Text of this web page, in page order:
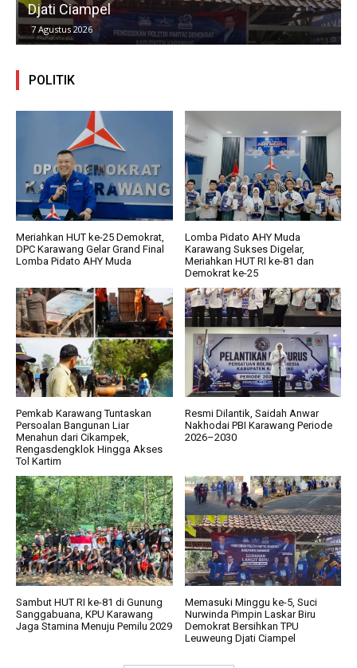
Djati Ciampel
7 Agustus 2026
POLITIK
Meriahkan HUT ke-25 Demokrat,
DPC Karawang Gelar Grand Final
Lomba Pidato AHY Muda
Lomba Pidato AHY Muda
Karawang Sukses Digelar,
Meriahkan HUT RI ke-81 dan
Demokrat ke-25
Pemkab Karawang Tuntaskan
Persoalan Bangunan Liar
Menahun dari Cikampek,
Rengasdengklok Hingga Akses
Tol Kartim
Resmi Dilantik, Saidah Anwar
Nakhodai PBI Karawang Periode
2026–2030
Sambut HUT RI ke-81 di Gunung
Sanggabuana, KPU Karawang
Jaga Stamina Menuju Pemilu 2029
Memasuki Minggu ke-5, Suci
Nurwinda Pimpin Laskar Biru
Demokrat Bersihkan TPU
Leuweung Djati Ciampel